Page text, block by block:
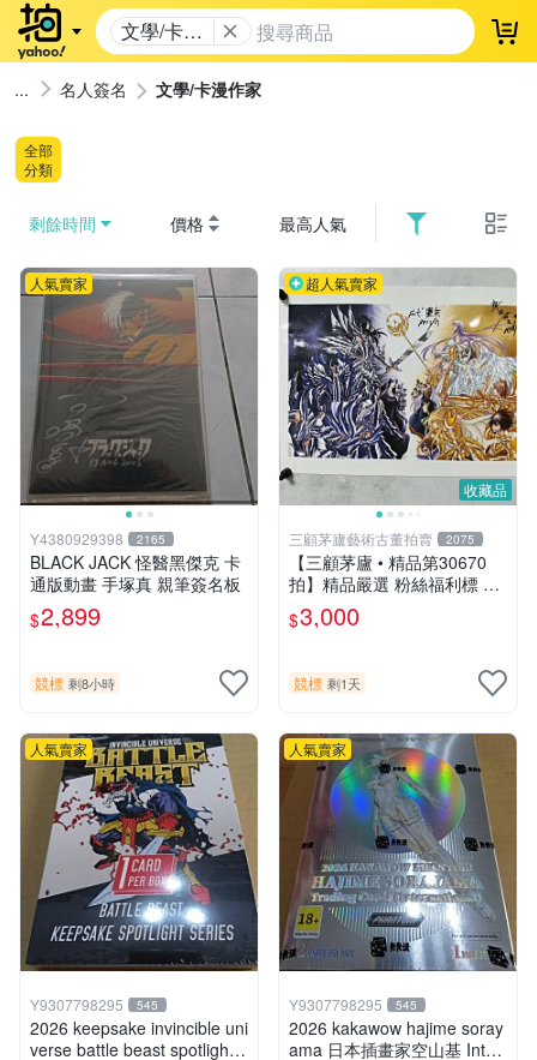
文學/卡漫
作家
登
名人簽名 文學/卡漫作家
全部
分類
剩餘時間 價格 最高人氣
人氣賣家
Y4380929398 2165
BLACK JACK 怪醫黑傑克 卡
通版動畫 手塚真 親筆簽名板
$2,899
競標 剩8小時
收藏品
超人氣賣家
三顧茅廬藝術古董拍賣 2075
【三顧茅廬 • 精品第30670
拍】精品嚴選 粉絲福利標 日
本動漫大師 車田正美簽名照
片《聖鬥士星矢》！ 特惠起
$3,000
競標 剩1天
人氣賣家
Y9307798295 545
2026 keepsake invincible uni
verse battle beast spotlight
人氣賣家
Y9307798295 545
2026 kakawow hajime soray
ama 日本插畫家空山基 Inter